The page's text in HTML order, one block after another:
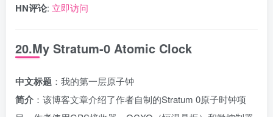
HN评论: 立即访问
20.My Stratum-0 Atomic Clock
中文标题 ：我的第一层原子钟
简介 ：该博客文章介绍了作者自制的Stratum 0原子时钟项